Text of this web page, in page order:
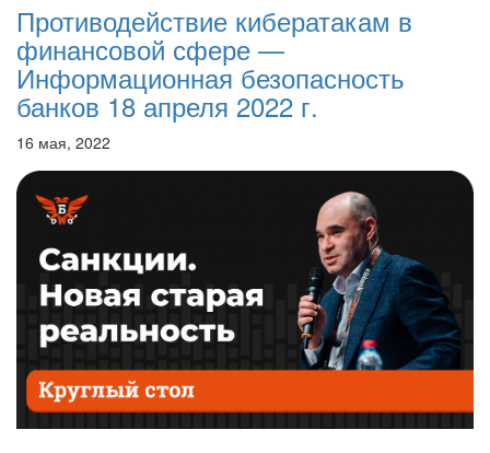
Противодействие кибератакам в
финансовой сфере —
Информационная безопасность
банков 18 апреля 2022 г.
16 мая, 2022